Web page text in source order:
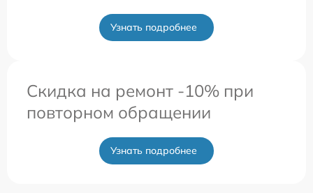
Узнать подробнее
Скидка на ремонт -10% при
повторном обращении
Узнать подробнее